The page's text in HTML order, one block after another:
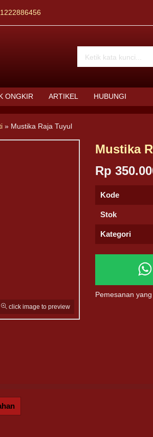
ONGKIR ARTIKEL HUBUNGI
» Mustika Raja Tuyul
click image to preview
Mustika
Rp
Kode
Stok
Kategori
Pemesanan